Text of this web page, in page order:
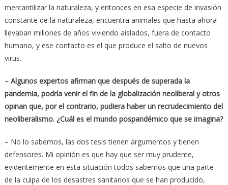
mercantilizar la naturaleza, y entonces en esa especie de invasión
constante de la naturaleza, encuentra animales que hasta ahora
llevaban millones de años viviendo aislados, fuera de contacto
humano, y ese contacto es el que produce el salto de nuevos
virus.
– Algunos expertos afirman que después de superada la
pandemia, podría venir el fin de la globalización neoliberal y otros
opinan que, por el contrario, pudiera haber un recrudecimiento del
neoliberalismo. ¿Cuál es el mundo pospandémico que se imagina?
– No lo sabemos, las dos tesis tienen argumentos y tienen
defensores. Mi opinión es que hay que ser muy prudente,
evidentemente en esta situación todos sabemos que una parte
de la culpa de los desastres sanitarios que se han producido,